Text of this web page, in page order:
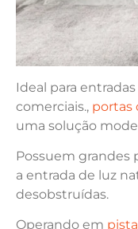
Ideal para
comerciais., portas
uma solução
Possuem grandes
a entrada de luz
desobstruídas.
Operando em